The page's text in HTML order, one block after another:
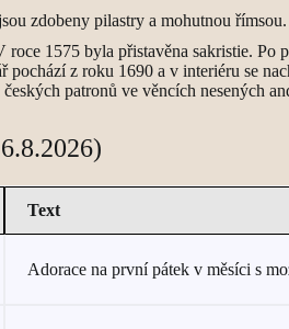
zdobeny pilastry a mohutnou
1575 byla přistavěna sakristie.
z roku 1690 a v interiéru se
patronů ve věncích nesených
Text
Adorace na první pátek v měsíci s